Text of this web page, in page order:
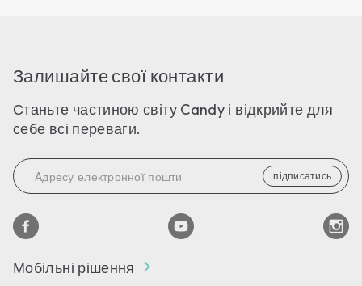
Залишайте свої контакти
Станьте частиною світу Candy і відкрийте для
себе всі переваги.
підписатись
Мобільні рішення